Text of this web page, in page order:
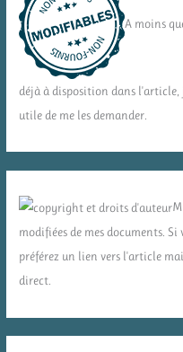
A moins
déjà à disposition dans l'article,
utile de me les demander.
modifiées de mes documents.
préférez un lien vers l'article
direct.